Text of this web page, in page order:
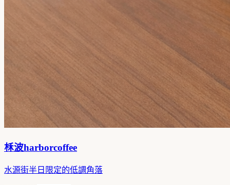
柇波harborcoffee
水源街半日限定的低調角落